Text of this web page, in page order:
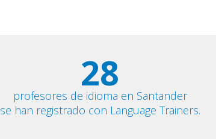
28
profesores de idioma en Santander
se han registrado con Language Trainers.